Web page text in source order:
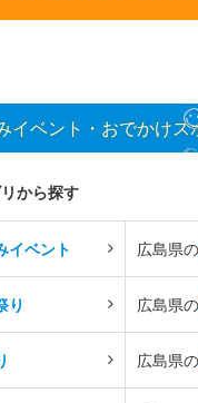
イベント・おでかけス
から探す
イベント 広島県の
り 広島県の
広島県の